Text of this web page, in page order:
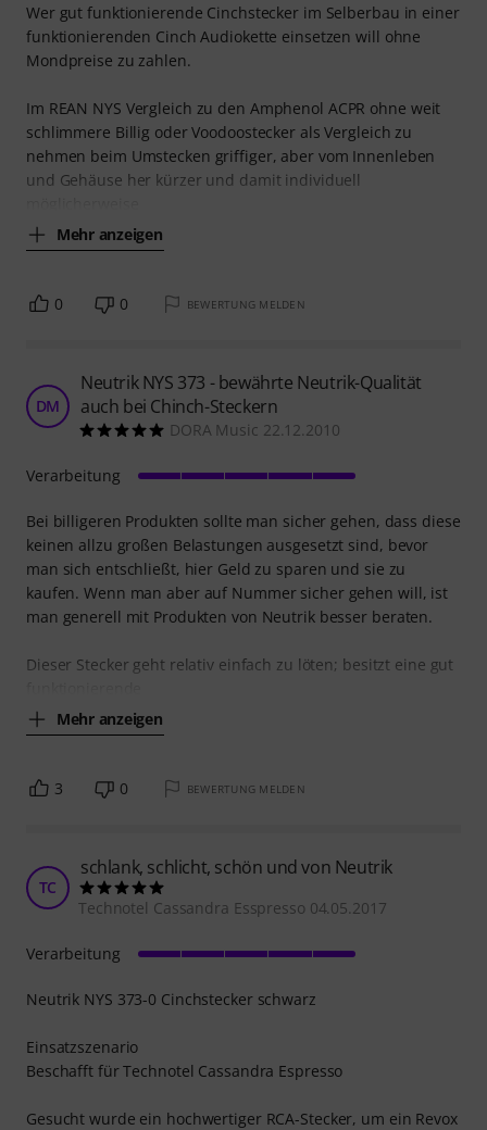
Wer gut funktionierende Cinchstecker im Selberbau in einer
funktionierenden Cinch Audiokette einsetzen will ohne
Mondpreise zu zahlen.
Im REAN NYS Vergleich zu den Amphenol ACPR ohne weit
schlimmere Billig oder Voodoostecker als Vergleich zu
nehmen beim Umstecken griffiger, aber vom Innenleben
und Gehäuse her kürzer und damit individuell
Mehr anzeigen
0 0 BEWERTUNG MELDEN
DM
Neutrik NYS 373 - bewährte Neutrik-Qualität
auch bei Chinch-Steckern
DORA Music 22.12.2010
Bei billigeren Produkten sollte man sicher gehen, dass diese
keinen allzu großen Belastungen ausgesetzt sind, bevor
man sich entschließt, hier Geld zu sparen und sie zu
kaufen. Wenn man aber auf Nummer sicher gehen will, ist
man generell mit Produkten von Neutrik besser beraten.
Dieser Stecker geht relativ einfach zu löten; besitzt eine gut
Mehr anzeigen
Verarbeitung
3 0 BEWERTUNG MELDEN
TC
schlank, schlicht, schön und von Neutrik
Technotel Cassandra Esspresso 04.05.2017
Neutrik NYS 373-0 Cinchstecker schwarz
Einsatzszenario
Beschafft für Technotel Cassandra Espresso
Gesucht wurde ein hochwertiger RCA-Stecker, um ein Revox
Verarbeitung